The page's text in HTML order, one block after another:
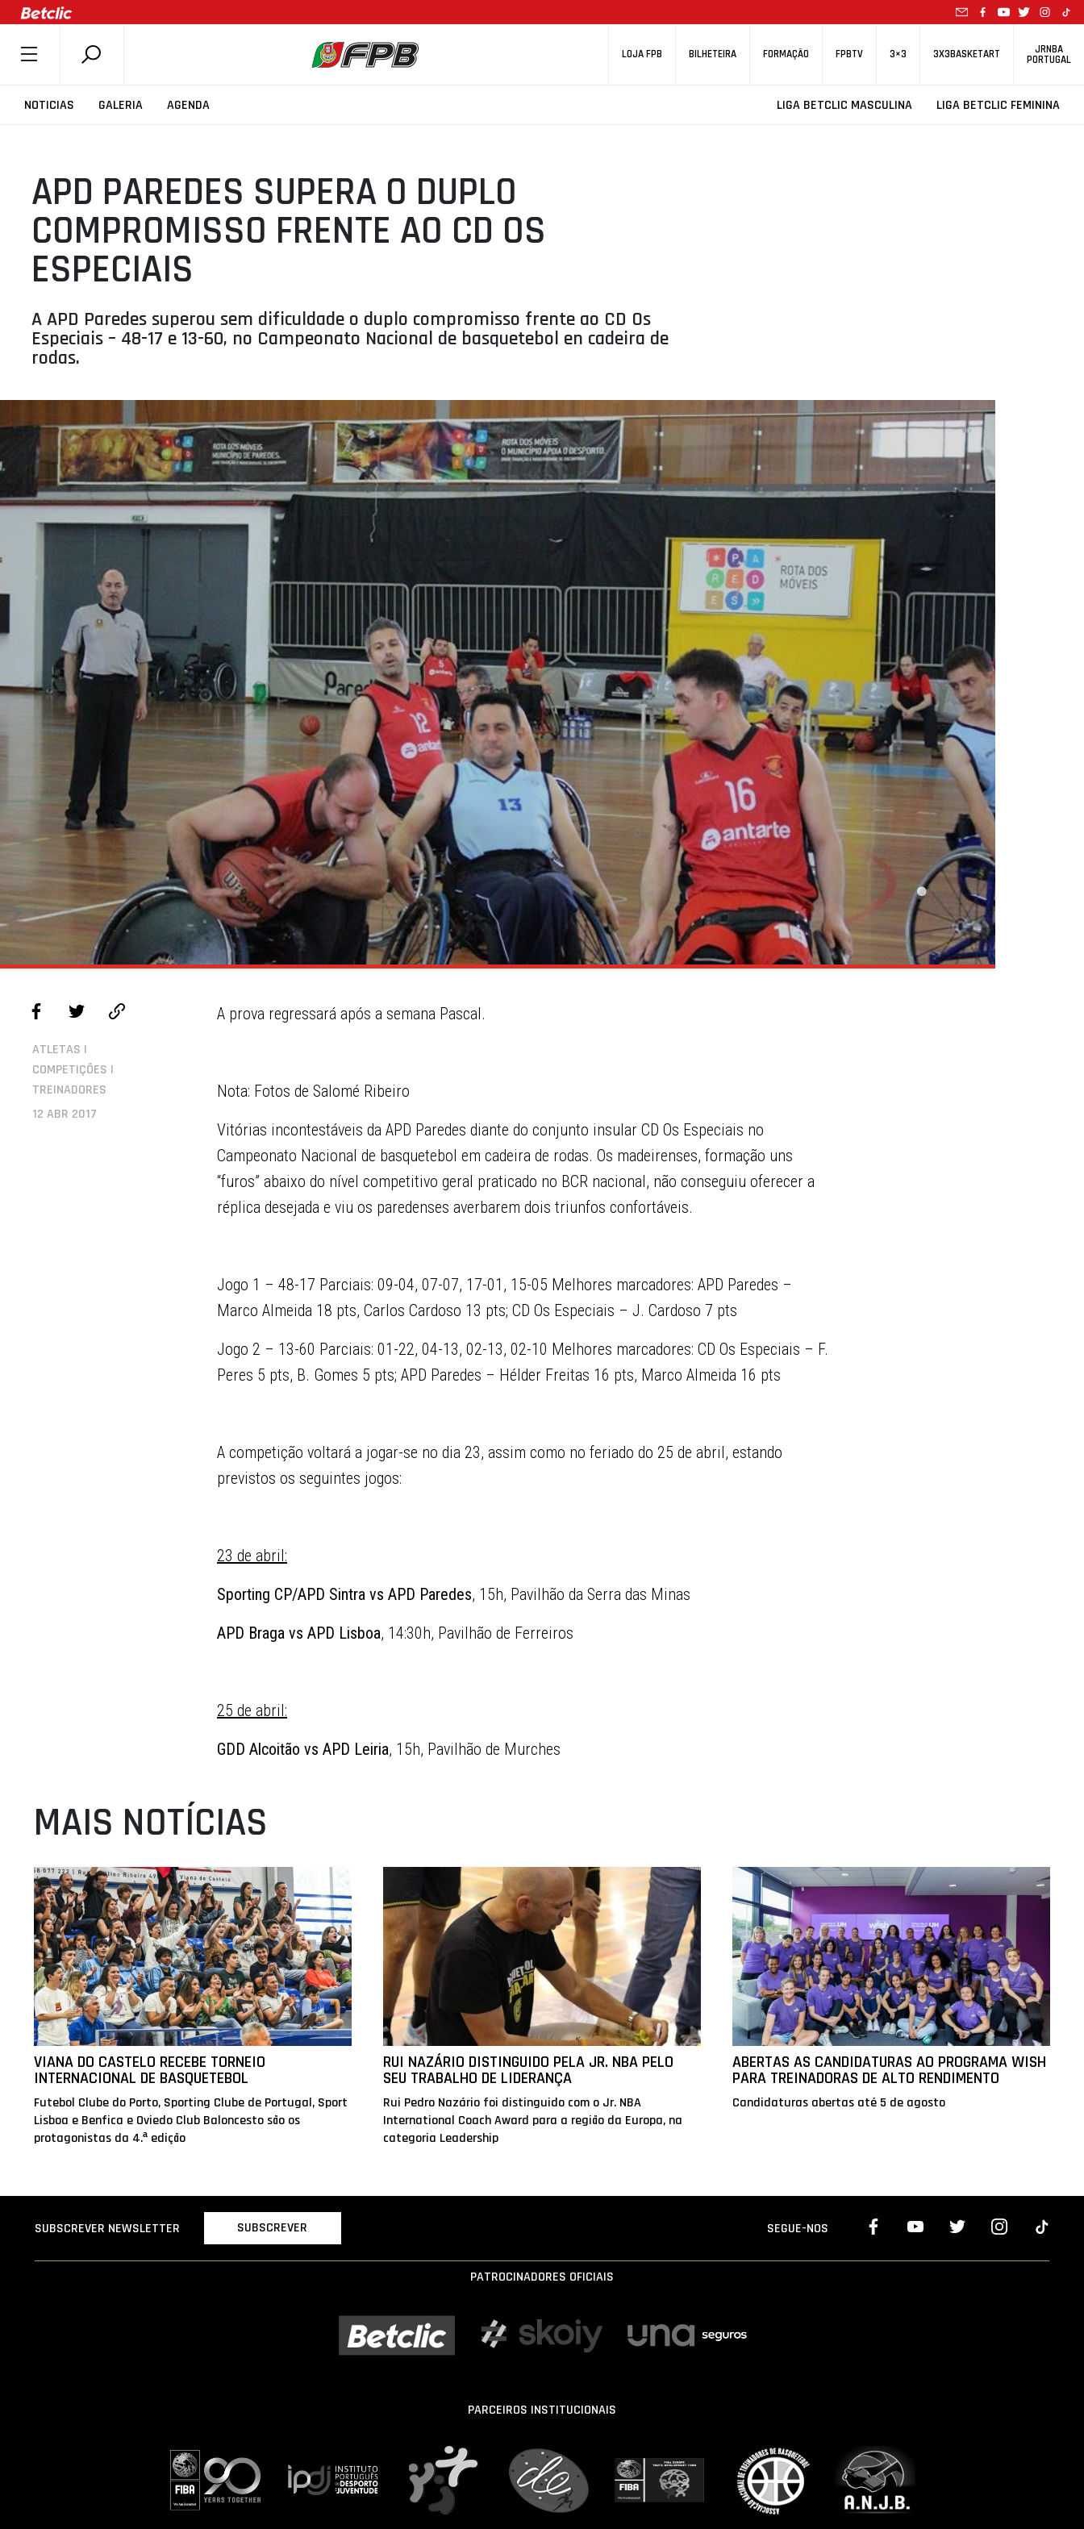
LOJA FPB BILHETEIRA FORMAÇÃO FPBTV 3×3 3X3BASKETART JRNBA
PORTUGAL
NOTICIAS GALERIA AGENDA LIGA BETCLIC MASCULINA LIGA BETCLIC FEMININA
SOBRE A FPB
COMPETIÇÕES
ASSOCIAÇÕES
CLUBES
AGENTES
SELEÇÕES
MINIBASQUETE
PROJETOS
APD PAREDES SUPERA O DUPLO
COMPROMISSO FRENTE AO CD OS
ESPECIAIS
A APD Paredes superou sem dificuldade o duplo compromisso frente ao CD Os
Especiais – 48-17 e 13-60, no Campeonato Nacional de basquetebol en cadeira de
rodas.
ATLETAS |
COMPETIÇÕES |
TREINADORES
12 ABR 2017
A prova regressará após a semana Pascal.
Nota: Fotos de Salomé Ribeiro
Vitórias incontestáveis da APD Paredes diante do conjunto insular CD Os Especiais no
Campeonato Nacional de basquetebol em cadeira de rodas. Os madeirenses, formação uns
“furos” abaixo do nível competitivo geral praticado no BCR nacional, não conseguiu oferecer a
réplica desejada e viu os paredenses averbarem dois triunfos confortáveis.
Jogo 1 – 48-17 Parciais: 09-04, 07-07, 17-01, 15-05 Melhores marcadores: APD Paredes –
Marco Almeida 18 pts, Carlos Cardoso 13 pts; CD Os Especiais – J. Cardoso 7 pts
Jogo 2 – 13-60 Parciais: 01-22, 04-13, 02-13, 02-10 Melhores marcadores: CD Os Especiais – F.
Peres 5 pts, B. Gomes 5 pts; APD Paredes – Hélder Freitas 16 pts, Marco Almeida 16 pts
A competição voltará a jogar-se no dia 23, assim como no feriado do 25 de abril, estando
previstos os seguintes jogos:
23 de abril:
Sporting CP/APD Sintra vs APD Paredes, 15h, Pavilhão da Serra das Minas
APD Braga vs APD Lisboa, 14:30h, Pavilhão de Ferreiros
25 de abril:
GDD Alcoitão vs APD Leiria, 15h, Pavilhão de Murches
MAIS NOTÍCIAS
VIANA DO CASTELO RECEBE TORNEIO
INTERNACIONAL DE BASQUETEBOL
Futebol Clube do Porto, Sporting Clube de Portugal, Sport
Lisboa e Benfica e Oviedo Club Baloncesto são os
protagonistas da 4.ª edição
RUI NAZÁRIO DISTINGUIDO PELA JR. NBA PELO
SEU TRABALHO DE LIDERANÇA
Rui Pedro Nazário foi distinguido com o Jr. NBA
International Coach Award para a região da Europa, na
categoria Leadership
ABERTAS AS CANDIDATURAS AO PROGRAMA WISH
PARA TREINADORAS DE ALTO RENDIMENTO
Candidaturas abertas até 5 de agosto
SUBSCREVER NEWSLETTER SUBSCREVER SEGUE-NOS
PATROCINADORES OFICIAIS
PARCEIROS INSTITUCIONAIS